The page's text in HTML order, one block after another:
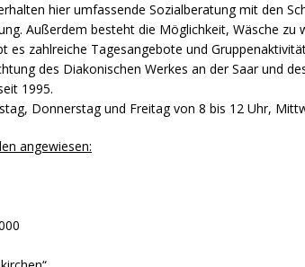
hier umfassende Sozialberatung mit den
Außerdem besteht die Möglichkeit, Wäsche zu
es zahlreiche Tagesangebote und
des Diakonischen Werkes an der Saar und
1995.
Donnerstag und Freitag von 8 bis 12 Uhr,
angewiesen: